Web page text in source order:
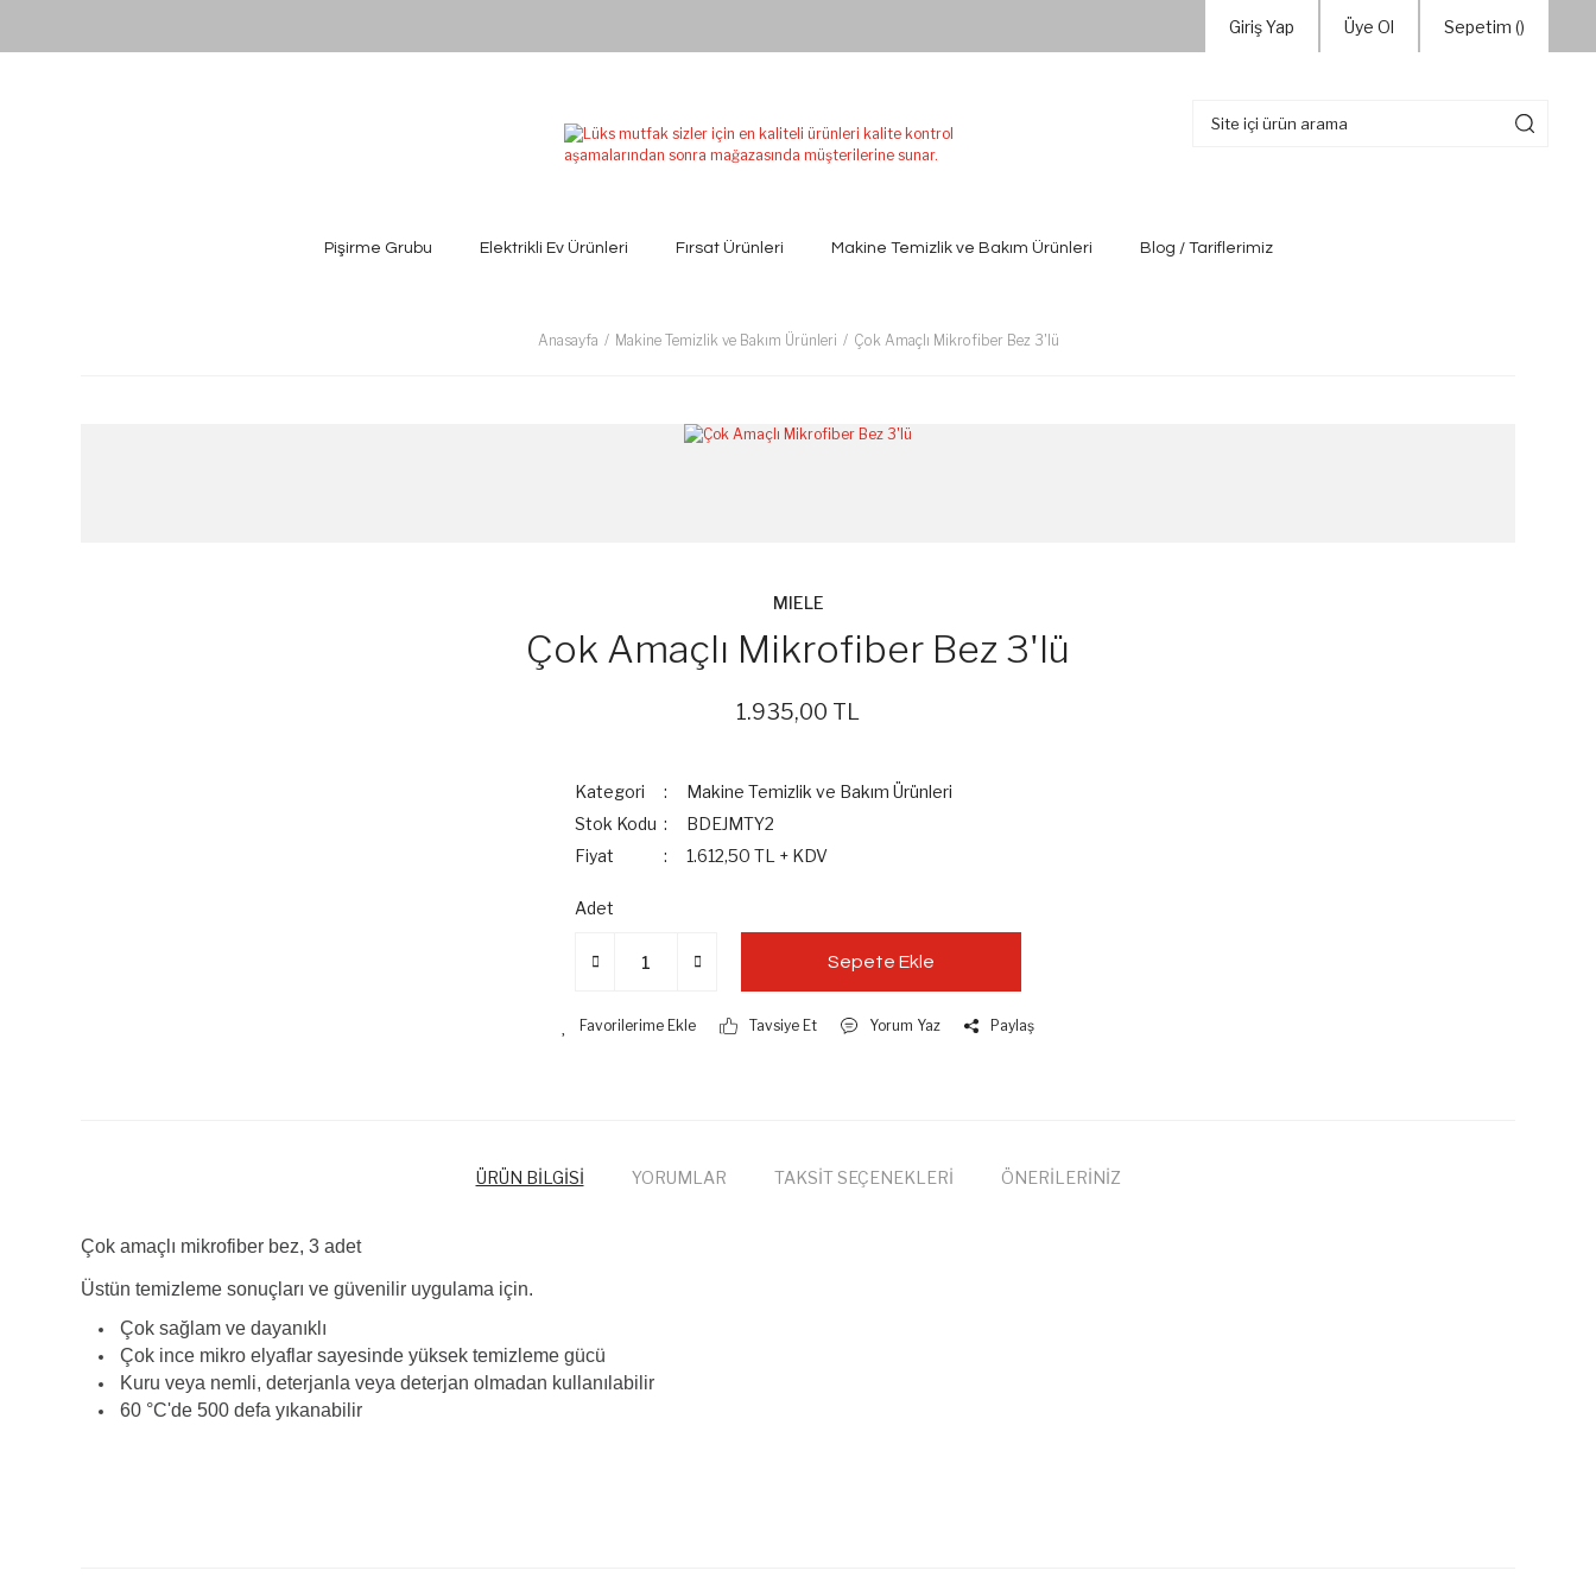
Giriş Yap Üye Ol Sepetim ()
Pişirme Grubu Elektrikli Ev Ürünleri Fırsat Ürünleri Makine Temizlik ve Bakım Ürünleri Blog / Tariflerimiz
Anasayfa Makine Temizlik ve Bakım Ürünleri Çok Amaçlı Mikrofiber Bez 3'lü
MIELE
Çok Amaçlı Mikrofiber Bez 3'lü
1.935,00 TL
Kategori
Makine Temizlik ve Bakım Ürünleri
Stok Kodu
BDEJMTY2
Fiyat
1.612,50 TL + KDV
Adet
Sepete Ekle
Tavsiye Et Yorum Yaz Paylaş
ÜRÜN BİLGİSİ YORUMLAR TAKSİT SEÇENEKLERİ ÖNERİLERİNİZ
Çok amaçlı mikrofiber bez, 3 adet
Üstün temizleme sonuçları ve güvenilir uygulama için.
Çok sağlam ve dayanıklı
Çok ince mikro elyaflar sayesinde yüksek temizleme gücü
Kuru veya nemli, deterjanla veya deterjan olmadan kullanılabilir
60 °C'de 500 defa yıkanabilir